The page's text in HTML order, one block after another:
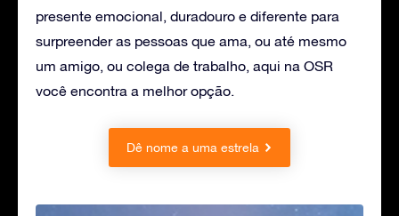
presente emocional, duradouro e diferente para
surpreender as pessoas que ama, ou até mesmo
um amigo, ou colega de trabalho, aqui na OSR
você encontra a melhor opção.
Dê nome a uma estrela